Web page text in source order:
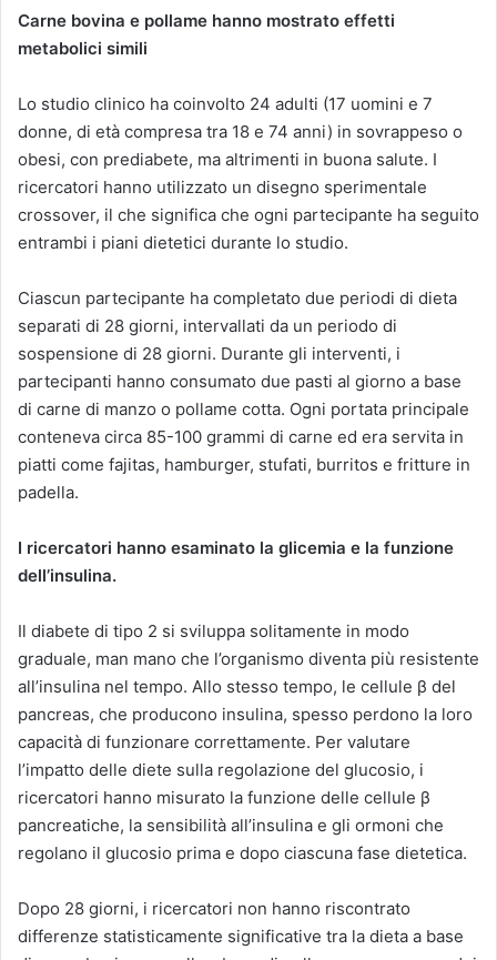
Carne bovina e pollame hanno mostrato effetti
metabolici simili
Lo studio clinico ha coinvolto 24 adulti (17 uomini e 7
donne, di età compresa tra 18 e 74 anni) in sovrappeso o
obesi, con prediabete, ma altrimenti in buona salute. I
ricercatori hanno utilizzato un disegno sperimentale
crossover, il che significa che ogni partecipante ha seguito
entrambi i piani dietetici durante lo studio.
Ciascun partecipante ha completato due periodi di dieta
separati di 28 giorni, intervallati da un periodo di
sospensione di 28 giorni. Durante gli interventi, i
partecipanti hanno consumato due pasti al giorno a base
di carne di manzo o pollame cotta. Ogni portata principale
conteneva circa 85-100 grammi di carne ed era servita in
piatti come fajitas, hamburger, stufati, burritos e fritture in
padella.
I ricercatori hanno esaminato la glicemia e la funzione
dell’insulina.
Il diabete di tipo 2 si sviluppa solitamente in modo
graduale, man mano che l’organismo diventa più resistente
all’insulina nel tempo. Allo stesso tempo, le cellule β del
pancreas, che producono insulina, spesso perdono la loro
capacità di funzionare correttamente. Per valutare
l’impatto delle diete sulla regolazione del glucosio, i
ricercatori hanno misurato la funzione delle cellule β
pancreatiche, la sensibilità all’insulina e gli ormoni che
regolano il glucosio prima e dopo ciascuna fase dietetica.
Dopo 28 giorni, i ricercatori non hanno riscontrato
differenze statisticamente significative tra la dieta a base